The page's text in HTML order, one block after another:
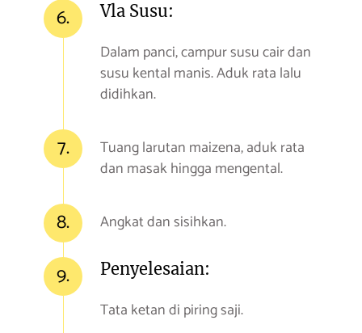
6. Vla Susu:
Dalam panci, campur susu cair dan
susu kental manis. Aduk rata lalu
didihkan.
7.
Tuang larutan maizena, aduk rata
dan masak hingga mengental.
8. Angkat dan sisihkan.
9. Penyelesaian:
Tata ketan di piring saji.